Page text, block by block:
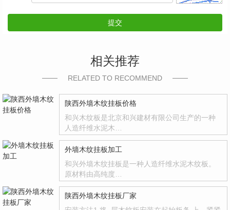
提交
相关推荐
RELATED TO RECOMMEND
陕西外墙木纹挂板价格
和兴木纹板是北京和兴建材有限公司生产的一种
人造纤维水泥木…
外墙木纹挂板加工
和兴外墙木纹挂板是一种人造纤维水泥木纹板。
原材料由高纯度…
陕西外墙木纹挂板厂家